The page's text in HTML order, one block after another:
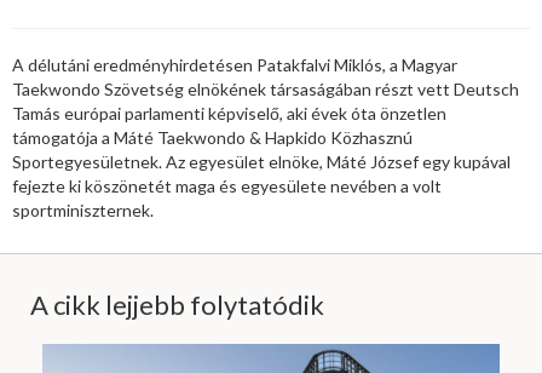
A délutáni eredményhirdetésen Patakfalvi Miklós, a Magyar
Taekwondo Szövetség elnökének társaságában részt vett Deutsch
Tamás európai parlamenti képviselő, aki évek óta önzetlen
támogatója a Máté Taekwondo & Hapkido Közhasznú
Sportegyesületnek. Az egyesület elnöke, Máté József egy kupával
fejezte ki köszönetét maga és egyesülete nevében a volt
sportminiszternek.
A cikk lejjebb folytatódik